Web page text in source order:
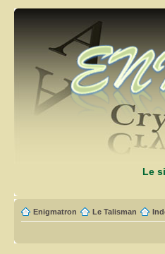
Le
Enigmatron Le Talisman